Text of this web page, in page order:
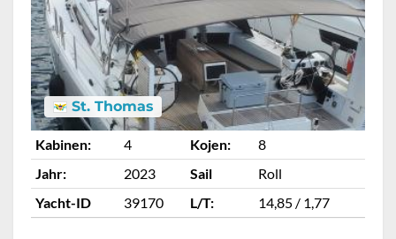
St. Thomas
Kabinen: 4 Kojen:
8
Jahr:
2023 Sail
Roll
Yacht-ID
39170 L/T: 14,85 / 1,77